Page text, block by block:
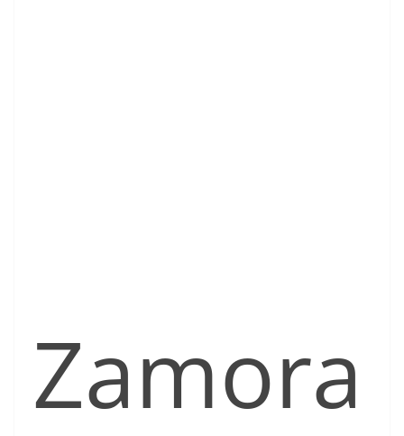
Zamora